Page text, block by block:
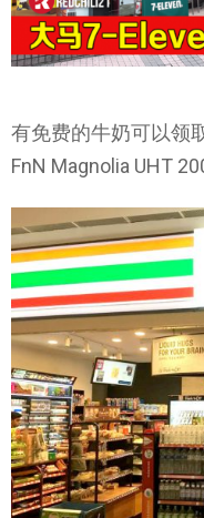
有免费的牛奶可以领
FnN Magnolia UHT